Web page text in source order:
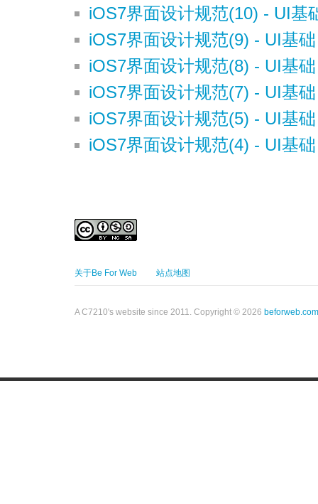
iOS7界面设计规范(10) - UI基
iOS7界面设计规范(9) - UI基
iOS7界面设计规范(8) - UI基
iOS7界面设计规范(7) - UI基
iOS7界面设计规范(5) - UI基
iOS7界面设计规范(4) - UI基
关于Be For Web 站点地图
A C7210's website since 2011. Copyright © 2026 beforweb.com